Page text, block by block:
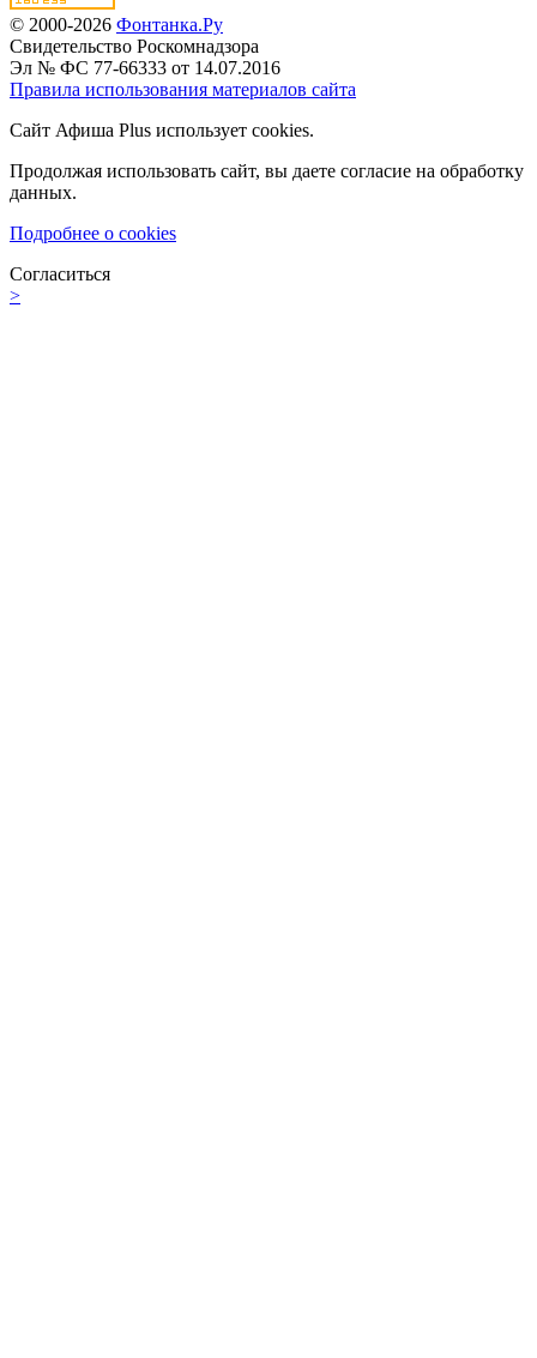
© 2000-2026 Фонтанка.Ру
Свидетельство Роскомнадзора
Эл № ФС 77-66333 от 14.07.2016
Правила использования материалов сайта
Сайт Афиша Plus использует cookies.
Продолжая использовать сайт, вы даете согласие на обработку
данных.
Подробнее о cookies
Согласиться
>